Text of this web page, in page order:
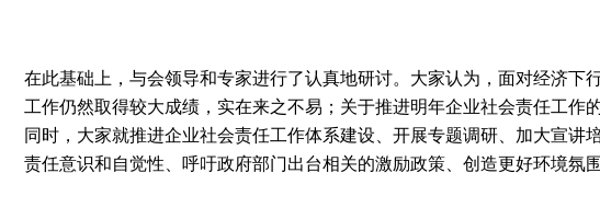
在此基础上，与会领导和专家进行了认真地研讨。大家认为，面对经济下
工作仍然取得较大成绩，实在来之不易；关于推进明年企业社会责任工作
同时，大家就推进企业社会责任工作体系建设、开展专题调研、加大宣讲
责任意识和自觉性、呼吁政府部门出台相关的激励政策、创造更好环境氛